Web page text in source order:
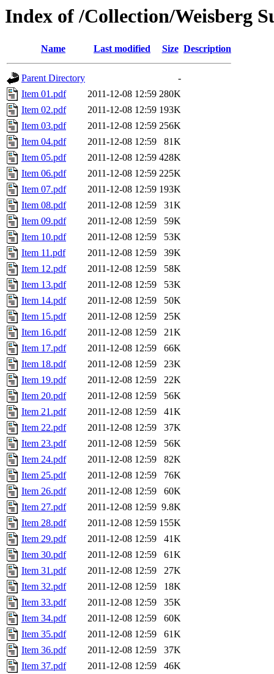
Index of /Collection/Weisberg
Name Last modified Size Description
Parent Directory
-
Item 01.pdf
2011-12-08 12:59 280K
Item 02.pdf
2011-12-08 12:59 193K
Item 03.pdf
2011-12-08 12:59 256K
Item 04.pdf
2011-12-08 12:59
81K
Item 05.pdf
2011-12-08 12:59 428K
Item 06.pdf
2011-12-08 12:59 225K
Item 07.pdf
2011-12-08 12:59 193K
Item 08.pdf
2011-12-08 12:59
31K
Item 09.pdf
2011-12-08 12:59
59K
Item 10.pdf
2011-12-08 12:59
53K
Item 11.pdf
2011-12-08 12:59
39K
Item 12.pdf
2011-12-08 12:59
58K
Item 13.pdf
2011-12-08 12:59
53K
Item 14.pdf
2011-12-08 12:59
50K
Item 15.pdf
2011-12-08 12:59
25K
Item 16.pdf
2011-12-08 12:59
21K
Item 17.pdf
2011-12-08 12:59
66K
Item 18.pdf
2011-12-08 12:59
23K
Item 19.pdf
2011-12-08 12:59
22K
Item 20.pdf
2011-12-08 12:59
56K
Item 21.pdf
2011-12-08 12:59
41K
Item 22.pdf
2011-12-08 12:59
37K
Item 23.pdf
2011-12-08 12:59
56K
Item 24.pdf
2011-12-08 12:59
82K
Item 25.pdf
2011-12-08 12:59
76K
Item 26.pdf
2011-12-08 12:59
60K
Item 27.pdf
2011-12-08 12:59 9.8K
Item 28.pdf
2011-12-08 12:59 155K
Item 29.pdf
2011-12-08 12:59
41K
Item 30.pdf
2011-12-08 12:59
61K
Item 31.pdf
2011-12-08 12:59
27K
Item 32.pdf
2011-12-08 12:59
18K
Item 33.pdf
2011-12-08 12:59
35K
Item 34.pdf
2011-12-08 12:59
60K
Item 35.pdf
2011-12-08 12:59
61K
Item 36.pdf
2011-12-08 12:59
37K
Item 37.pdf
2011-12-08 12:59
46K